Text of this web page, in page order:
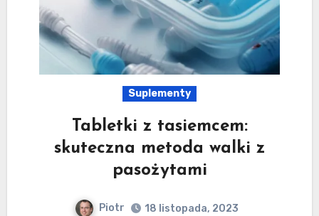
Suplementy
Tabletki z tasiemcem:
skuteczna metoda walki z
pasożytami
Piotr 18 listopada, 2023